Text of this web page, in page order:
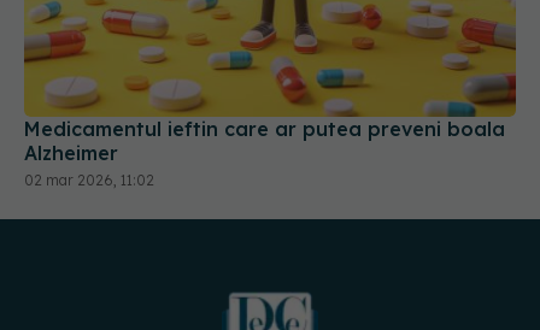
Medicamentul ieftin care ar putea preveni boala
Alzheimer
02 mar 2026, 11:02